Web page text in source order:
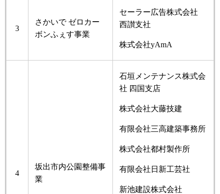
3
さかいで ゼロカー
ボンふぇす事業
セーラー広告株式会社
西讃支社
株式会社yAmA
4
坂出市内公園整備事
業
石垣メンテナンス株式会
社 四国支店
株式会社大藤技建
有限会社三高建築事務所
株式会社都村製作所
有限会社日新工芸社
新池建設株式会社